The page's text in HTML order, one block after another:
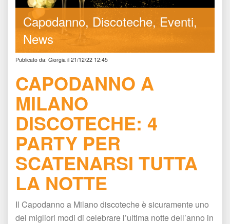
Capodanno Discoteche Eventi
New
Publicato da: Giorgia il 21/12/22 12:45
CAPODANNO A
MILANO
DISCOTECHE: 4
PARTY PER
SCATENARSI TUTTA
LA NOTTE
Il Capodanno a Milano discoteche è sicuramente uno
dei migliori modi di celebrare l’ultima notte dell’anno in